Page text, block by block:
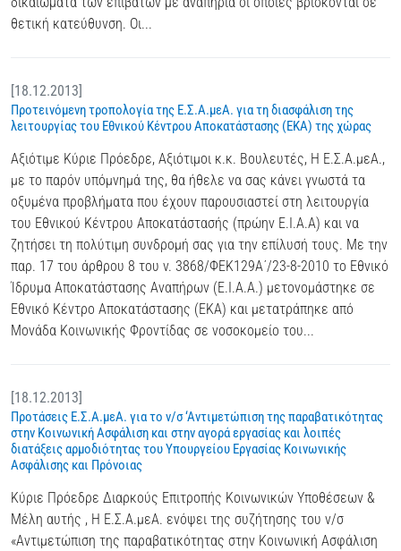
θετική κατεύθυνση. Οι...
[18.12.2013]
Προτεινόμενη τροπολογία της Ε.Σ.Α.μεΑ. για τη διασφάλιση της
λειτουργίας του Εθνικού Κέντρου Αποκατάστασης (ΕΚΑ) της χώρας
Αξιότιμε Κύριε Πρόεδρε, Αξιότιμοι κ.κ. Βουλευτές, Η Ε.Σ.Α.μεΑ.,
με το παρόν υπόμνημά της, θα ήθελε να σας κάνει γνωστά τα
οξυμένα προβλήματα που έχουν παρουσιαστεί στη λειτουργία
του Εθνικού Κέντρου Αποκατάστασής (πρώην Ε.Ι.Α.Α) και να
ζητήσει τη πολύτιμη συνδρομή σας για την επίλυσή τους. Με την
παρ. 17 του άρθρου 8 του ν. 3868/ΦΕΚ129Α΄/23-8-2010 το Εθνικό
Ίδρυμα Αποκατάστασης Αναπήρων (Ε.Ι.Α.Α.) μετονομάστηκε σε
Εθνικό Κέντρο Αποκατάστασης (ΕΚΑ) και μετατράπηκε από
Μονάδα Κοινωνικής Φροντίδας σε νοσοκομείο του...
[18.12.2013]
Προτάσεις Ε.Σ.Α.μεΑ. για το ν/σ ‘Αντιμετώπιση της παραβατικότητας
στην Κοινωνική Ασφάλιση και στην αγορά εργασίας και λοιπές
διατάξεις αρμοδιότητας του Υπουργείου Εργασίας Κοινωνικής
Ασφάλισης και Πρόνοιας
Κύριε Πρόεδρε Διαρκούς Επιτροπής Κοινωνικών Υποθέσεων &
Μέλη αυτής , Η Ε.Σ.Α.μεΑ. ενόψει της συζήτησης του ν/σ
«Αντιμετώπιση της παραβατικότητας στην Κοινωνική Ασφάλιση